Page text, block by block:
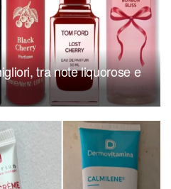
tra note liquorose e